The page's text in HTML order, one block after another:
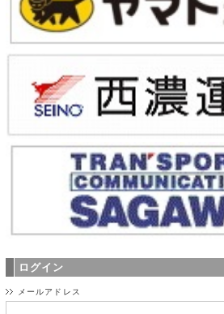
ログイン
メールアドレス